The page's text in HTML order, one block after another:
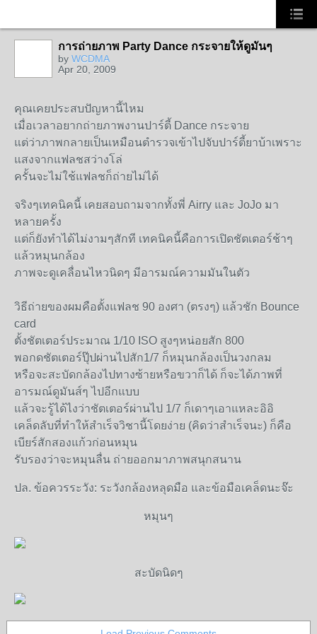
การถ่ายภาพ Party Dance กระจายให้ดูมันๆ
by WCDMA
Apr 20, 2009
คุณเคยประสบปัญหานี้ไหม
เมื่อเวลาอยากถ่ายภาพงานปาร์ตี้ Dance กระจาย
แต่ว่าภาพกลายเป็นเหมือนตำรวจเข้าไปจับปาร์ตี้ยาบ้าเพราะ
แสงจากแฟลชสว่างโล่
ครั้นจะไม่ใช้แฟลชก็ถ่ายไม่ได้
จริงๆเทคนิคนี้ เคยสอบถามจากทั้งพี่ Airry และ JoJo มา
หลายครั้ง
แต่ก็ยังทำได้ไม่งามๆสักที เทคนิคนี้คือการเปิดชัตเตอร์ช้าๆ
แล้วหมุนกล้อง
ภาพจะดูเคลื่อนไหวนิดๆ มีอารมณ์ความมันในตัว
วิธีถ่ายของผมคือตั้งแฟลช 90 องศา (ตรงๆ) แล้วชัก Bounce
card
ตั้งชัตเตอร์ประมาณ 1/10 ISO สูงๆหน่อยสัก 800
พอกดชัตเตอร์ปุ๊ปผ่านไปสัก1/7 ก็หมุนกล้องเป็นวงกลม
หรือจะสะบัดกล้องไปทางซ้ายหรือขวาก็ได้ ก็จะได้ภาพที่
อารมณ์ดูมันส์ๆ ไปอีกแบบ
แล้วจะรู้ได้ไงว่าชัตเตอร์ผ่านไป 1/7 ก็เดาๆเอาแหละอิอิ
เคล็ดลับที่ทำให้สำเร็จวิชานี้โดยง่าย (คิดว่าสำเร็จนะ) ก็คือ
เบียร์สักสองแก้วก่อนหมุน
รับรองว่าจะหมุนลื่น ถ่ายออกมาภาพสนุกสนาน
ปล. ข้อควรระวัง: ระวังกล้องหลุดมือ และข้อมือเคล็ดนะจ๊ะ
หมุนๆ
สะบัดนิดๆ